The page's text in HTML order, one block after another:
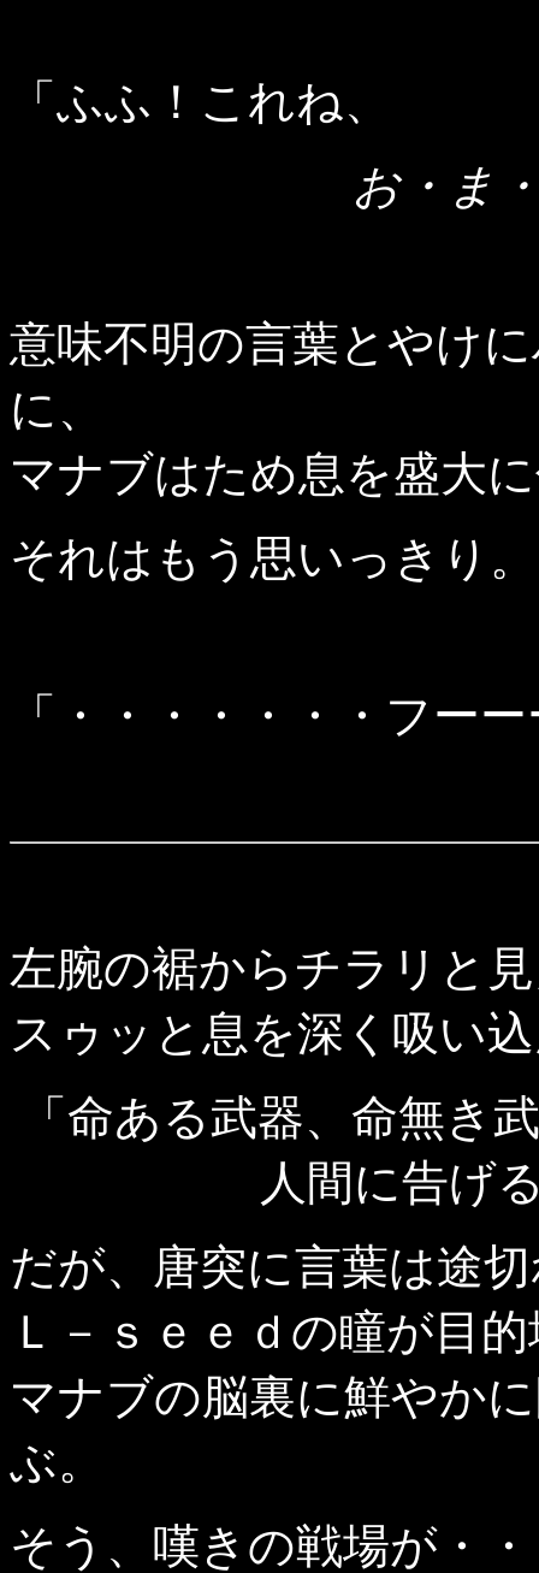
「ふふ！これね、
お・ま
意味不明の言葉とやけ
に、
マナブはため息を盛大
それはもう思いっきり。
「・・・・・・・フー
左腕の裾からチラリと
スゥッと息を深く吸い
「命ある武器、命無き
人間に告げ
だが、唐突に言葉は途
Ｌ－ｓｅｅｄの瞳が目
マナブの脳裏に鮮やか
ぶ。
そう、嘆きの戦場が・